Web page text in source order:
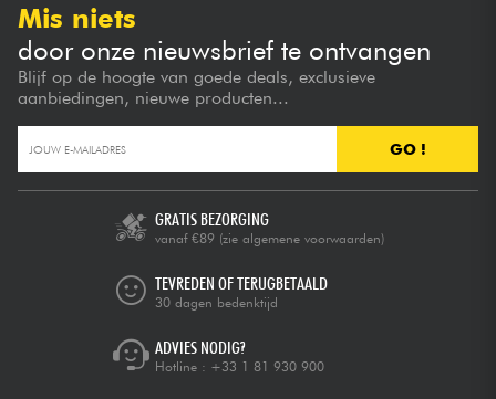
Mis niets
door onze nieuwsbrief te ontvangen
Blijf op de hoogte van goede deals, exclusieve
aanbiedingen, nieuwe producten...
GO !
GRATIS BEZORGING
vanaf €89 (zie algemene voorwaarden)
TEVREDEN OF TERUGBETAALD
30 dagen bedenktijd
ADVIES NODIG?
Hotline : +33 1 81 930 900